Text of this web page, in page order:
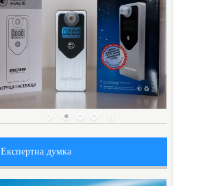
Експертна думка